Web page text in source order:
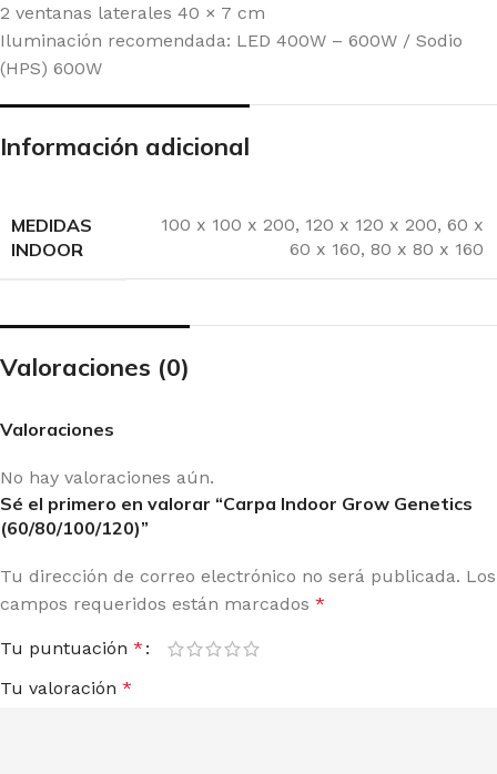
2 ventanas laterales 40 × 7 cm
Iluminación recomendada: LED 400W – 600W / Sodio
(HPS) 600W
Información adicional
MEDIDAS
INDOOR
100 x 100 x 200, 120 x 120 x 200, 60 x
60 x 160, 80 x 80 x 160
Valoraciones (0)
Valoraciones
No hay valoraciones aún.
Sé el primero en valorar “Carpa Indoor Grow Genetics
(60/80/100/120)”
Tu dirección de correo electrónico no será publicada. Los
campos requeridos están marcados *
Tu puntuación *
Tu valoración *